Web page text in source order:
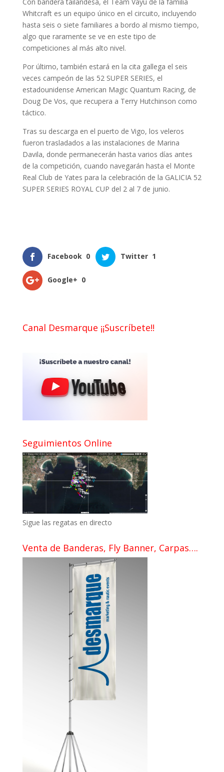
Whitcraft es un equipo único en el circuito, incluyendo
hasta seis o siete familiares a bordo al mismo tiempo,
algo que raramente se ve en este tipo de
competiciones al más alto nivel.
Por último, también estará en la cita gallega el seis
veces campeón de las 52 SUPER SERIES, el
estadounidense American Magic Quantum Racing, de
Doug De Vos, que recupera a Terry Hutchinson como
táctico.
Tras su descarga en el puerto de Vigo, los veleros
fueron trasladados a las instalaciones de Marina
Davila, donde permanecerán hasta varios días antes
de la competición, cuando navegarán hasta el Monte
Real Club de Yates para la celebración de la GALICIA 52
SUPER SERIES ROYAL CUP del 2 al 7 de junio.
Facebook 0 Twitter 1
Google+ 0
Canal Desmarque ¡¡Suscríbete!!
Seguimientos Online
Sigue las regatas en directo
Venta de Banderas, Fly Banner, Carpas….